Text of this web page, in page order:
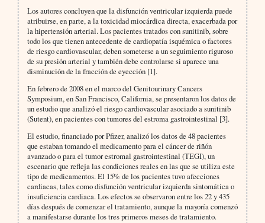
Los autores concluyen que la disfunción ventricular izquierda puede
atribuirse, en parte, a la toxicidad miocárdica directa, exacerbada por
la hipertensión arterial. Los pacientes tratados con sunitinib, sobre
todo los que tienen antecedente de cardiopatía isquémica o factores
de riesgo cardiovascular, deben someterse a un seguimiento riguroso
de su presión arterial y también debe controlarse si aparece una
disminución de la fracción de eyección [1].
En febrero de 2008 en el marco del Genitourinary Cancers
Symposium, en San Francisco, California, se presentaron los datos de
un estudio que analizó el riesgo cardiovascular asociado a sunitinib
(Sutent), en pacientes con tumores del estroma gastrointestinal [3].
El estudio, financiado por Pfizer, analizó los datos de 48 pacientes
que estaban tomando el medicamento para el cáncer de riñón
avanzado o para el tumor estromal gastrointestinal (TEGI), un
escenario que refleja las condiciones reales en las que se utiliza este
tipo de medicamentos. El 15% de los pacientes tuvo afecciones
cardiacas, tales como disfunción ventricular izquierda sintomática o
insuficiencia cardiaca. Los efectos se observaron entre los 22 y 435
días después de comenzar el tratamiento, aunque la mayoría comenzó
a manifestarse durante los tres primeros meses de tratamiento.